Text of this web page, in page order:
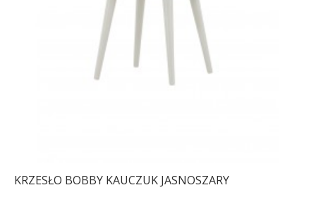
KRZESŁO BOBBY KAUCZUK JASNOSZARY